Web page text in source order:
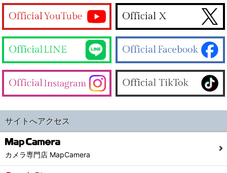
サイトへアクセス
カメラ専門店 MapCamera